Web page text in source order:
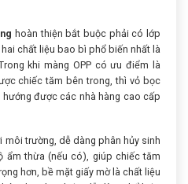
hoàn thiện bắt buộc phải có lớp
chất liệu bao bì phổ biến nhất là
khi màng OPP có ưu điểm là
chiếc tăm bên trong, thì vỏ bọc
hướng được các nhà hàng cao cấp
môi trường, dễ dàng phân hủy sinh
ẩm thừa (nếu có), giúp chiếc tăm
hơn, bề mặt giấy mờ là chất liệu